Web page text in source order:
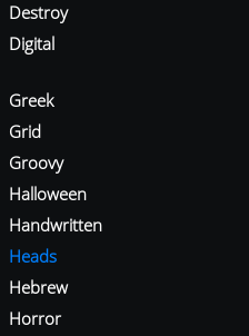
Destroy
Digital
Greek
Grid
Groovy
Halloween
Handwritten
Heads
Hebrew
Horror